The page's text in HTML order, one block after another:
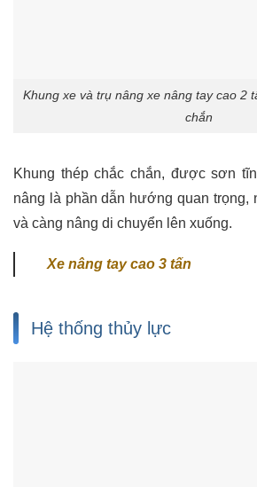
Khung xe và trụ nâng xe nâng tay cao 2
chắn
Khung thép chắc chắn, được sơn
nâng là phần dẫn hướng quan trọng,
và càng nâng di chuyển lên xuống.
Xe nâng tay cao 3 tấn
Hệ thống thủy lực